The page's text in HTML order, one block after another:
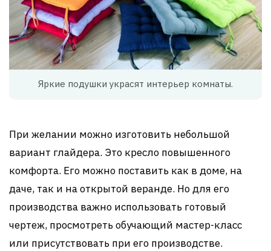
Яркие подушки украсят интерьер комнаты.
При желании можно изготовить небольшой
вариант глайдера. Это кресло повышенного
комфорта. Его можно поставить как в доме, на
даче, так и на открытой веранде. Но для его
производства важно использовать готовый
чертеж, просмотреть обучающий мастер-класс
или присутствовать при его производстве.